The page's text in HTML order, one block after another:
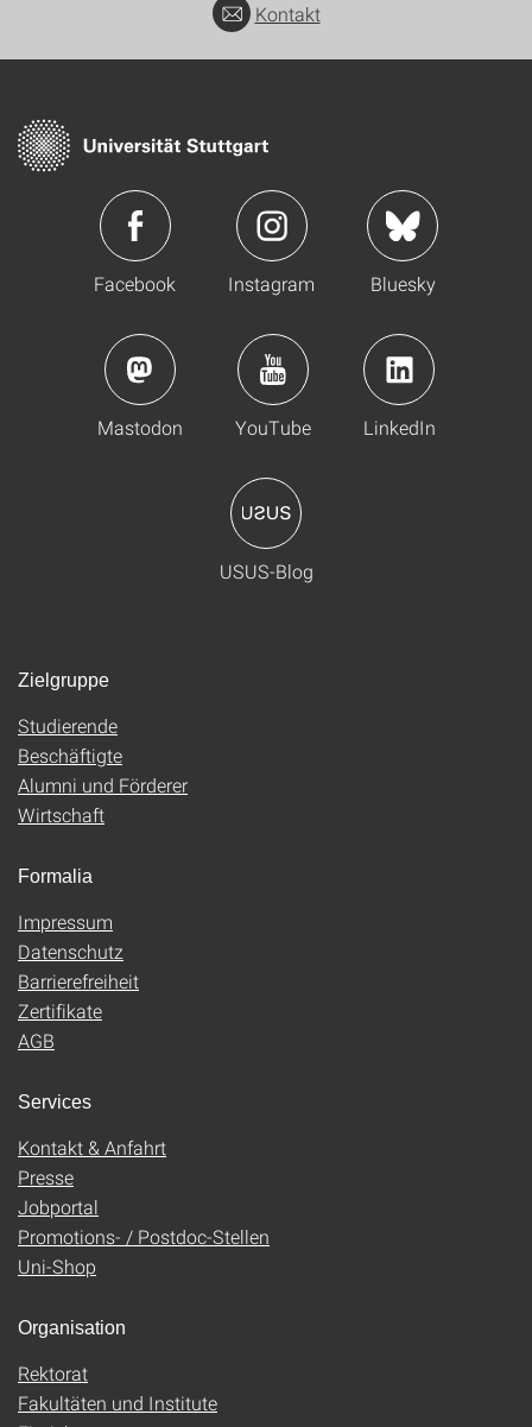
Kontakt
Facebook Instagram Bluesky
Mastodon YouTube LinkedIn
USUS-Blog
Zielgruppe
Studierende
Beschäftigte
Alumni und Förderer
Wirtschaft
Formalia
Impressum
Datenschutz
Barrierefreiheit
Zertifikate
AGB
Services
Kontakt & Anfahrt
Presse
Jobportal
Promotions- / Postdoc-Stellen
Uni-Shop
Organisation
Rektorat
Fakultäten und Institute